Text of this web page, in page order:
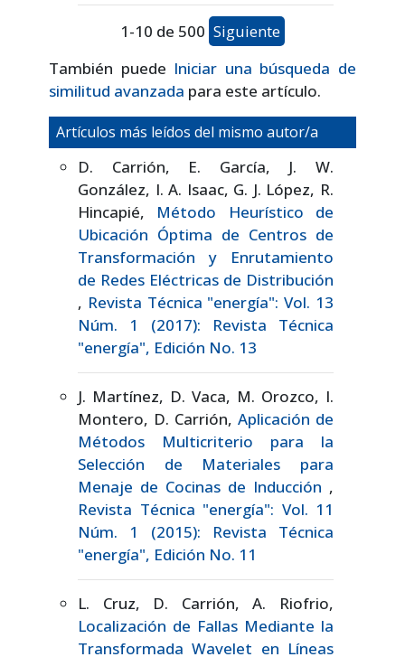
1-10 de 500 Siguiente
También puede Iniciar una búsqueda de
similitud avanzada para este artículo.
Artículos más leídos del mismo autor/a
D. Carrión, E. García, J. W.
González, I. A. Isaac, G. J. López, R.
Hincapié, Método Heurístico de
Ubicación Óptima de Centros de
Transformación y Enrutamiento
de Redes Eléctricas de Distribución
, Revista Técnica "energía": Vol. 13
Núm. 1 (2017): Revista Técnica
"energía", Edición No. 13
J. Martínez, D. Vaca, M. Orozco, I.
Montero, D. Carrión, Aplicación de
Métodos Multicriterio para la
Selección de Materiales para
Menaje de Cocinas de Inducción ,
Revista Técnica "energía": Vol. 11
Núm. 1 (2015): Revista Técnica
"energía", Edición No. 11
L. Cruz, D. Carrión, A. Riofrio,
Localización de Fallas Mediante la
Transformada Wavelet en Líneas